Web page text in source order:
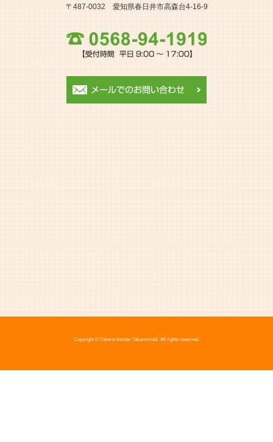
〒487-0032 愛知県春日井市高森台4-16-9
Copyright © Central kitchen Takamoridai. All rights reserved.